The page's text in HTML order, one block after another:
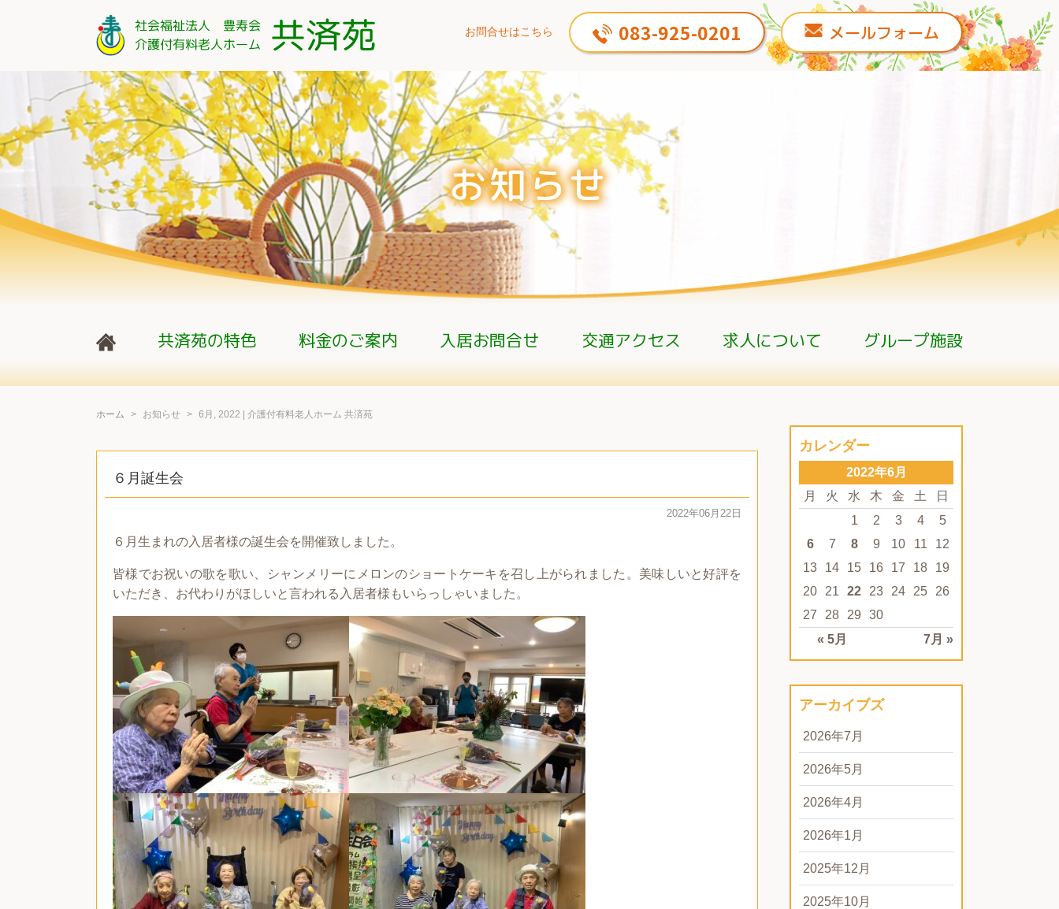
お問合せはこちら 083-925-0201 メールフォーム
共済苑の特色 料金のご案内 入居お問合せ 交通アクセス 求人について グループ施設
ホーム お知らせ 6月, 2022 | 介護付有料老人ホーム 共済苑
６月誕生会
2022年06月22日
６月生まれの入居者様の誕生会を開催致しました。
皆様でお祝いの歌を歌い、シャンメリーにメロンのショートケーキを召し上がられました。美味しいと好評を
いただき、お代わりがほしいと言われる入居者様もいらっしゃいました。
カレンダー
2022年6月
月
火 水 木 金 土 日
« 5月 7月 »
1 2 3 4
5
6
7 8 9 10 11
12
13
14 15 16 17 18
19
20
21 22 23 24 25
26
27
28 29 30
アーカイブズ
2026年7月
2026年5月
2026年4月
2026年1月
2025年12月
2025年10月